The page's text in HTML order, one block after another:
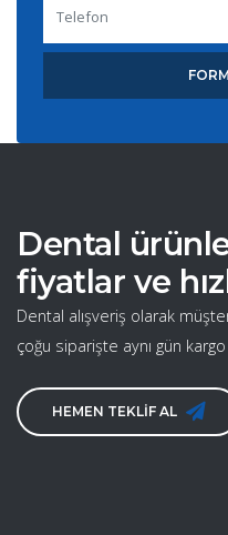
Dental
fiyatlar ve
Dental alışveriş olarak
çoğu siparişte aynı gün kargo
HEMEN TEKLİF AL